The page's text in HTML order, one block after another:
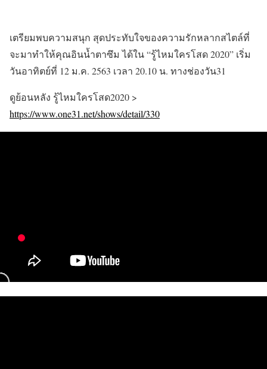
เตรียมพบความสนุก สุดประทับใจของความรักหลากสไตล์ที่
จะมาทำให้คุณอินน้ำตาซึม ได้ใน “รู้ไหมใครโสด 2020” เริ่ม
วันอาทิตย์ที่ 12 ม.ค. 2563 เวลา 20.10 น. ทางช่องวัน31
ดูย้อนหลัง รู้ไหมใครโสด2020 >
https://www.one31.net/shows/detail/330